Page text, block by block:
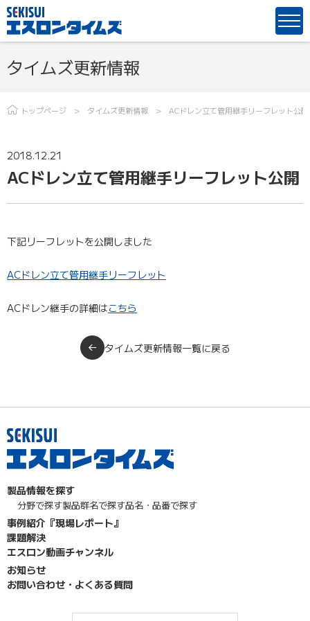
タイムズ更新情報
トップページ タイムズ更新情報 ACドレン立て管用継手リーフレット公開
2018.12.21
ACドレン立て管用継手リーフレット公開
下記リーフレットを公開しました
ACドレン立て管用継手リーフレット
ACドレン継手の詳細はこちら
タイムズ更新情報一覧に戻る
製品情報を探す
分野で探す製品群名で探す品名・品番で探す
事例紹介『現場レポート』
課題解決
エスロン動画チャンネル
お知らせ
お問い合わせ・よくある質問